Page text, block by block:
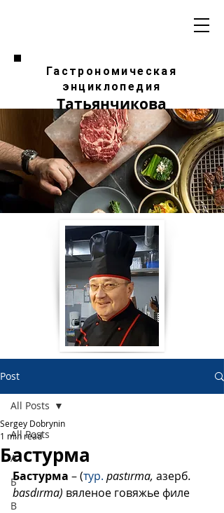
Гастрономическая
энциклопедия
Татьянчикова
Post
All Posts
А
Б
В
All Posts
Бастурма
Sergey Dobrynin
1 min read
Бастурма – (тур. pastırma, азерб.
basdırma) вяленое говяжье филе